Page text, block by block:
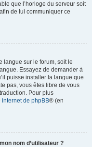
que l’horloge du serveur soit
de lui communiquer ce
langue sur le forum, soit le
Essayez de demander à
puisse installer la langue que
pas, vous êtes libre de vous
Pour plus
internet de phpBB® (en
nom d’utilisateur ?